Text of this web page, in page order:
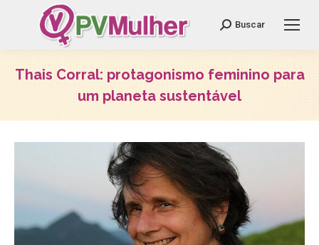
Search:
Buscar
Thais Corral: protagonismo feminino para
um planeta sustentável